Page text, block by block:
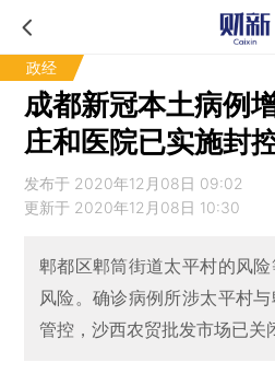
政经
成都新冠本土病例
庄和医院已实施封
发布于 2020年12月08日 09:02
更新于 2020年12月08日 10:30
郫都区郫筒街道太平村的风
风险。确诊病例所涉太平村
管控，沙西农贸批发市场已关